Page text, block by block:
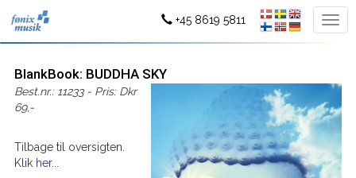
+45 8619 5811
BlankBook: BUDDHA SKY
Best.nr.: 11233 - Pris: Dkr
69,-
Tilbage til oversigten.
Klik her...